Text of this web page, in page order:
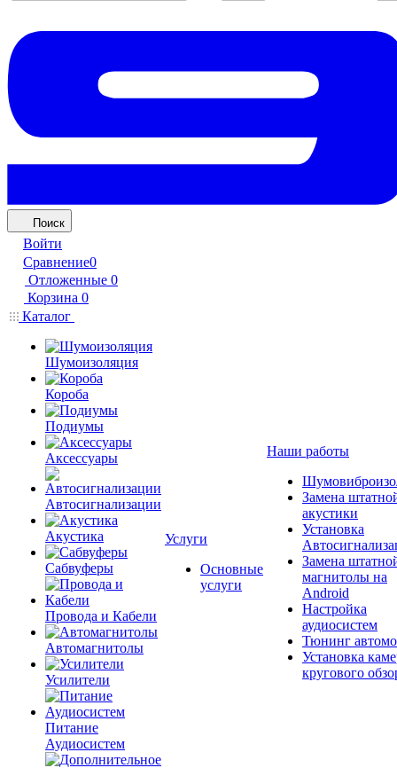
Поиск
Войти
Сравнение0
Отложенные 0
Корзина 0
Каталог
Шумоизоляция
Короба
Подиумы
Аксессуары
Автосигнализации
Акустика
Сабвуферы
Провода и Кабели
Автомагнитолы
Усилители
Питание
Аудиосистем
Услуги
Основные
услуги
Наши работы
Замена
акустики
Установка
Замена
магнитолы на
Android
Настройка
аудиосистем
Тюнинг
Установка
кругового